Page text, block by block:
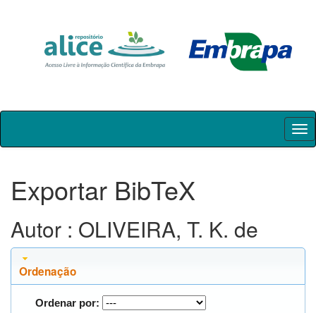
Skip
Exportar BibTeX
Autor : OLIVEIRA, T. K. de
Ordenação
Ordenar por: